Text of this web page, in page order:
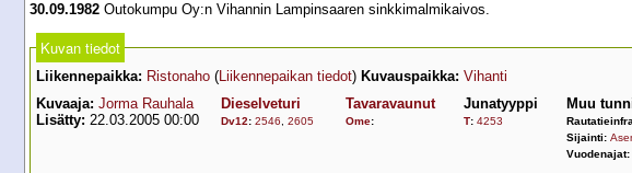
30.09.1982 Outokumpu Oy:n Vihannin Lampinsaaren sinkkimalmikaivos.
Kuvan tiedot
Liikennepaikka: Ristonaho (Liikennepaikan tiedot) Kuvauspaikka: Vihanti
Kuvaaja: Jorma Rauhala
Lisätty: 22.03.2005 00:00
Dieselveturi
Dv12: 2546 2605
Tavaravaunut
Ome:
Junatyyppi
T: 4253
Muu
Sijainti:
Vuodenajat: